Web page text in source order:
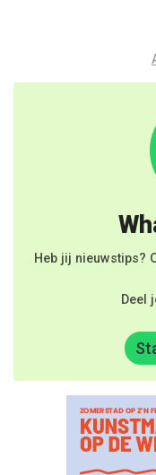
Heb jij nieuwstips?
Deel